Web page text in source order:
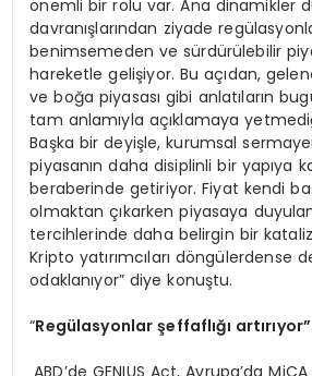
önemli bir rolü var. Ana dinamikler
davranışlarından ziyade
benimsemeden ve sürdürülebilir
hareketle gelişiyor. Bu açıdan,
ve boğa piyasası gibi anlatıların
tam anlamıyla açıklamaya
Başka bir deyişle, kurumsal
piyasanın daha disiplinli bir yapıya
beraberinde getiriyor. Fiyat kendi
olmaktan çıkarken piyasaya
tercihlerinde daha belirgin bir
Kripto yatırımcıları döngülerdense
odaklanıyor” diye konuştu.
“Regülasyonlar şeffaflığı artırıyor”